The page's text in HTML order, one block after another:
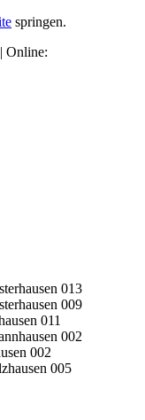
springen.
| Online: